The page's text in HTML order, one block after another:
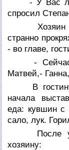
- У Вас
спросил
Хозяин
странно
- во главе,
- Сейчас
Матвей,-
В
начала
еда: кувшин с
сало, лук.
После
хозяину: